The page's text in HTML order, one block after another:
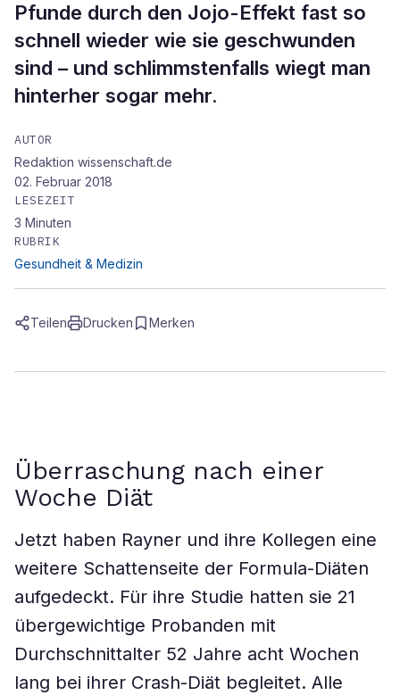
Pfunde durch den Jojo-Effekt fast so
schnell wieder wie sie geschwunden
sind – und schlimmstenfalls wiegt man
hinterher sogar mehr.
AUTOR
Redaktion wissenschaft.de
02. Februar 2018
LESEZEIT
3 Minuten
RUBRIK
Gesundheit & Medizin
Teilen Drucken Merken
Überraschung nach einer
Woche Diät
Jetzt haben Rayner und ihre Kollegen eine
weitere Schattenseite der Formula-Diäten
aufgedeckt. Für ihre Studie hatten sie 21
übergewichtige Probanden mit
Durchschnittalter 52 Jahre acht Wochen
lang bei ihrer Crash-Diät begleitet. Alle